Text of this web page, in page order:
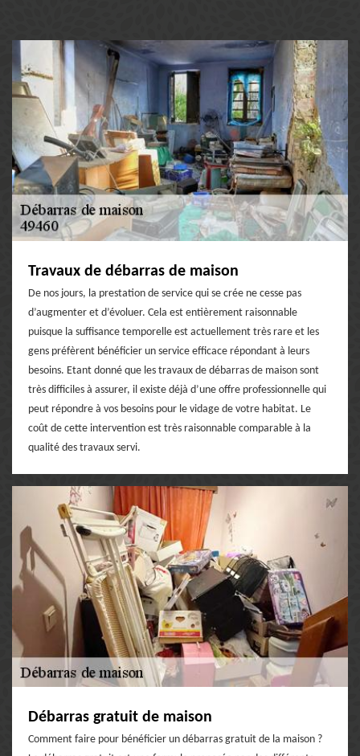
Travaux de débarras de maison
De nos jours, la prestation de service qui se crée ne cesse pas
d’augmenter et d’évoluer. Cela est entièrement raisonnable
puisque la suffisance temporelle est actuellement très rare et les
gens préfèrent bénéficier un service efficace répondant à leurs
besoins. Etant donné que les travaux de débarras de maison sont
très difficiles à assurer, il existe déjà d’une offre professionnelle qui
peut répondre à vos besoins pour le vidage de votre habitat. Le
coût de cette intervention est très raisonnable comparable à la
qualité des travaux servi.
Débarras gratuit de maison
Comment faire pour bénéficier un débarras gratuit de la maison ?